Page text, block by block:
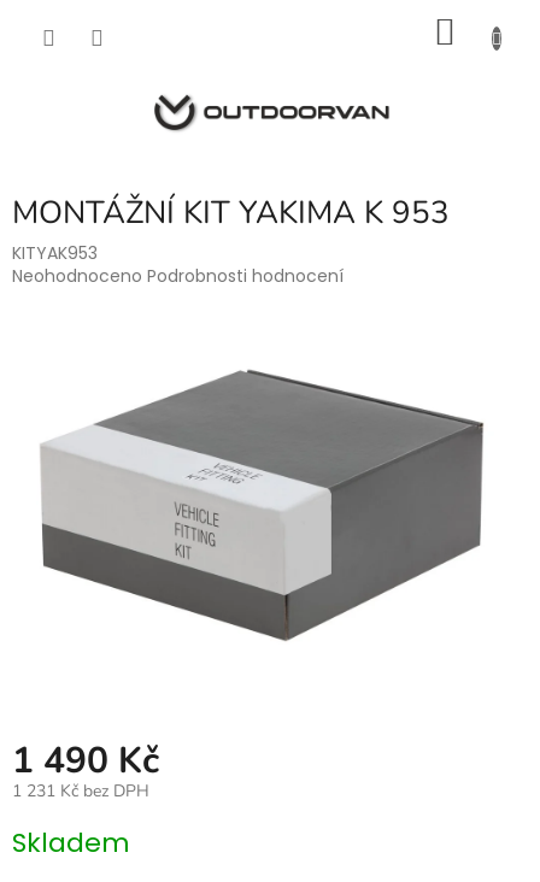
MONTÁŽNÍ KIT YAKIMA K 953
KITYAK953
Průměrné
hvězdiček.
Neohodnoceno Podrobnosti hodnocení
1 490 Kč
1 231 Kč bez DPH
cena:
Skladem